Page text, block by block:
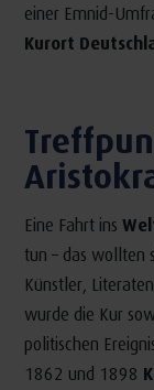
einer Emnid-
Kurort
Eine Fahrt ins
tun – das wollten
Künstler,
wurde die Kur
politischen
1862 und 1898